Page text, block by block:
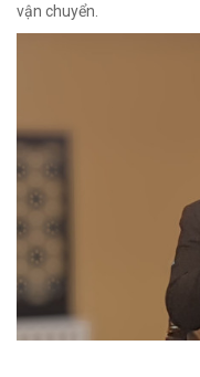
vận chuyển.